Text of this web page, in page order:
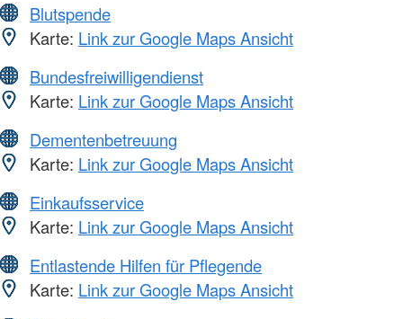
Blutspende
Karte: Link zur Google Maps Ansicht
Bundesfreiwilligendienst
Karte: Link zur Google Maps Ansicht
Dementenbetreuung
Karte: Link zur Google Maps Ansicht
Einkaufsservice
Karte: Link zur Google Maps Ansicht
Entlastende Hilfen für Pflegende
Karte: Link zur Google Maps Ansicht